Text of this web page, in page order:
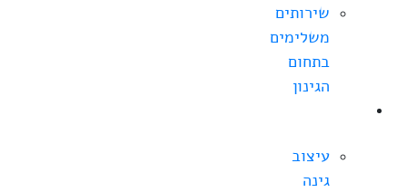
שירותים
משלימים
בתחום
הגינון
עיצוב
גינה